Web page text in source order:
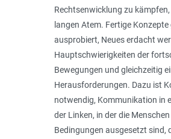
Rechtsenwicklung zu
langen Atem. Fertige
ausprobiert, Neues erdacht
Hauptschwierigkeiten der
Bewegungen und gleichzeitig
Herausforderungen. Dazu ist
notwendig, Kommunikation in
der Linken, in der die
Bedingungen ausgesetzt sind,